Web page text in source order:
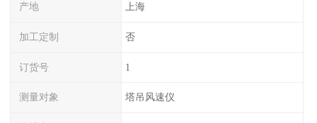
产地 上海
加工定制 否
订货号 1
测量对象 塔吊风速仪